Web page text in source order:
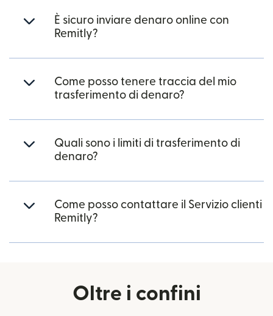
È sicuro inviare denaro online con
Remitly?
Come posso tenere traccia del mio
trasferimento di denaro?
Quali sono i limiti di trasferimento di
denaro?
Come posso contattare il Servizio clienti
Remitly?
Oltre i confini